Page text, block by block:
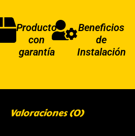
Producto
con
garantía
Beneficios
de
Instalación
Valoraciones (0)